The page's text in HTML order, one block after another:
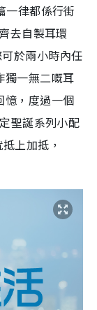
律都係行街
去自製耳環
於兩小時內任
獨一無二嘅耳
憶，度過一個
聖誕系列小配
上加抵，